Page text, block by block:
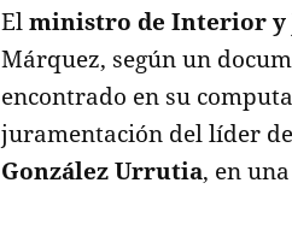
Elministro de Interior y
Márquez, según un
encontrado en su
juramentación del líder
González Urrutia, en